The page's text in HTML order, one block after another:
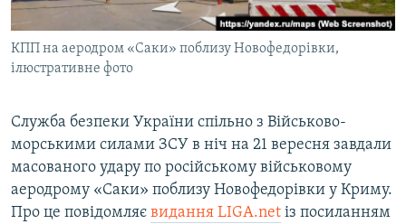
КПП на аеродром «Саки» поблизу Новофедорівки,
ілюстративне фото
Служба безпеки України спільно з Військово-
морськими силами ЗСУ в ніч на 21 вересня завдали
масованого удару по російському військовому
аеродрому «Саки» поблизу Новофедорівки у Криму.
Про це повідомляє видання LIGA.net із посиланням